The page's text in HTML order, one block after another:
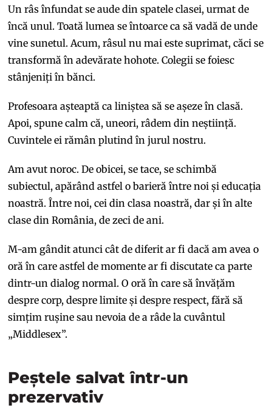
Un râs înfundat se aude din spatele clasei, urmat de
încă unul. Toată lumea se întoarce ca să vadă de unde
vine sunetul. Acum, râsul nu mai este suprimat, căci se
transformă în adevărate hohote. Colegii se foiesc
stânjeniți în bănci.
Profesoara așteaptă ca liniștea să se așeze în clasă.
Apoi, spune calm că, uneori, râdem din neștiință.
Cuvintele ei rămân plutind în jurul nostru.
Am avut noroc. De obicei, se tace, se schimbă
subiectul, apărând astfel o barieră între noi și educația
noastră. Între noi, cei din clasa noastră, dar și în alte
clase din România, de zeci de ani.
M-am gândit atunci cât de diferit ar fi dacă am avea o
oră în care astfel de momente ar fi discutate ca parte
dintr-un dialog normal. O oră în care să învățăm
despre corp, despre limite și despre respect, fără să
simțim rușine sau nevoia de a râde la cuvântul
„Middlesex”.
Peștele salvat într-un
prezervativ